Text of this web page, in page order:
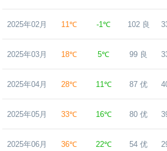
2025年02月 11℃ -1℃ 102 良
2025年03月 18℃ 5℃ 99 良
2025年04月 28℃ 11℃ 87 优
2025年05月 33℃ 16℃ 80 优
2025年06月 36℃ 22℃ 54 优